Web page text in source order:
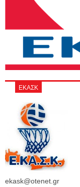
ΕΚΑΣΚ
ekask@otenet.gr